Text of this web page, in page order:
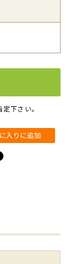
下さい。
入りに追加